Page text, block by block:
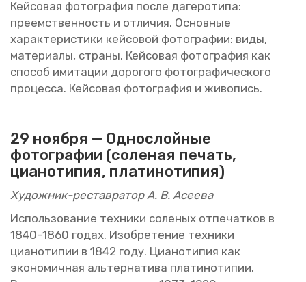
Кей­со­вая фо­то­гра­фия после да­ге­ро­ти­па:
пре­ем­ствен­ность и от­ли­чия. Ос­нов­ные
ха­рак­те­ри­сти­ки кей­со­вой фо­то­гра­фии: виды,
ма­те­ри­а­лы, стра­ны. Кей­со­вая фо­то­гра­фия как
спо­соб ими­та­ции до­ро­го­го фо­то­гра­фи­че­ско­го
про­цес­са. Кей­со­вая фо­то­гра­фия и жи­во­пись.
29 но­яб­ря — Од­но­слой­ные
фо­то­гра­фии (со­ле­ная пе­чать,
ци­а­но­ти­пия, пла­ти­но­ти­пия)
Ху­дож­ник-ре­став­ра­тор А. В. Асе­е­ва
Ис­поль­зо­ва­ние тех­ни­ки со­ле­ных от­пе­чат­ков в
1840–1860 годах. Изоб­ре­те­ние тех­ни­ки
ци­а­но­ти­пии в 1842 году. Ци­а­но­ти­пия как
эко­но­мич­ная аль­тер­на­ти­ва пла­ти­но­ти­пии.